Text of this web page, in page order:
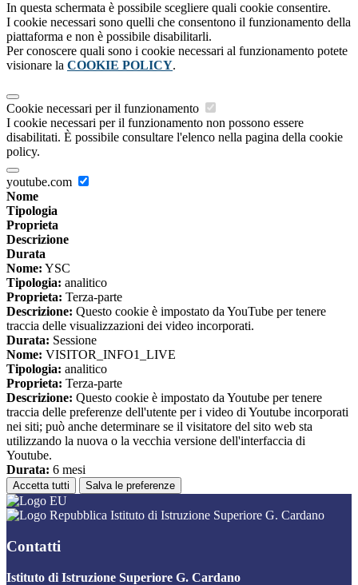
In questa schermata è possibile scegliere quali cookie consentire.
I cookie necessari sono quelli che consentono il funzionamento della
piattaforma e non è possibile disabilitarli.
Per conoscere quali sono i cookie necessari al funzionamento potete
visionare la COOKIE POLICY.
Cookie necessari per il funzionamento
I cookie necessari per il funzionamento non possono essere
disabilitati. È possibile consultare l'elenco nella pagina della cookie
policy.
youtube.com
Nome
Tipologia
Proprieta
Descrizione
Durata
Nome: YSC
Tipologia: analitico
Proprieta: Terza-parte
Descrizione: Questo cookie è impostato da YouTube per tenere
traccia delle visualizzazioni dei video incorporati.
Durata: Sessione
Nome: VISITOR_INFO1_LIVE
Tipologia: analitico
Proprieta: Terza-parte
Descrizione: Questo cookie è impostato da Youtube per tenere
traccia delle preferenze dell'utente per i video di Youtube incorporati
nei siti; può anche determinare se il visitatore del sito web sta
utilizzando la nuova o la vecchia versione dell'interfaccia di
Youtube.
Durata: 6 mesi
Accetta tutti Salva le preferenze
Istituto di Istruzione Superiore G. Cardano
Contatti
Istituto di Istruzione Superiore G. Cardano